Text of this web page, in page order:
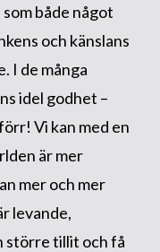
både något
och känslans
I de många
idel godhet –
Vi kan med en
är mer
mer och mer
levande,
större tillit och få